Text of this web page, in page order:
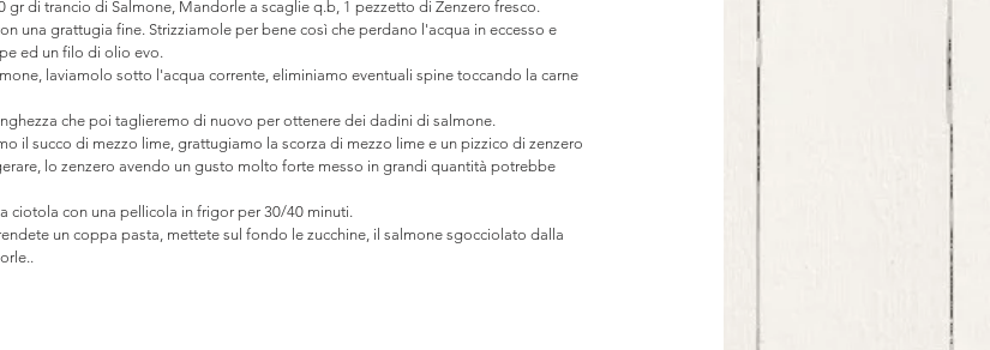
gr di trancio di Salmone, Mandorle a scaglie q.b, 1 pezzetto di Zenzero fresco.
una grattugia fine. Strizziamole per bene così che perdano l'acqua in eccesso e
ed un filo di olio evo.
laviamolo sotto l'acqua corrente, eliminiamo eventuali spine toccando la carne
che poi taglieremo di nuovo per ottenere dei dadini di salmone.
il succo di mezzo lime, grattugiamo la scorza di mezzo lime e un pizzico di zenzero
lo zenzero avendo un gusto molto forte messo in grandi quantità potrebbe
ciotola con una pellicola in frigor per 30/40 minuti.
un coppa pasta, mettete sul fondo le zucchine, il salmone sgocciolato dalla